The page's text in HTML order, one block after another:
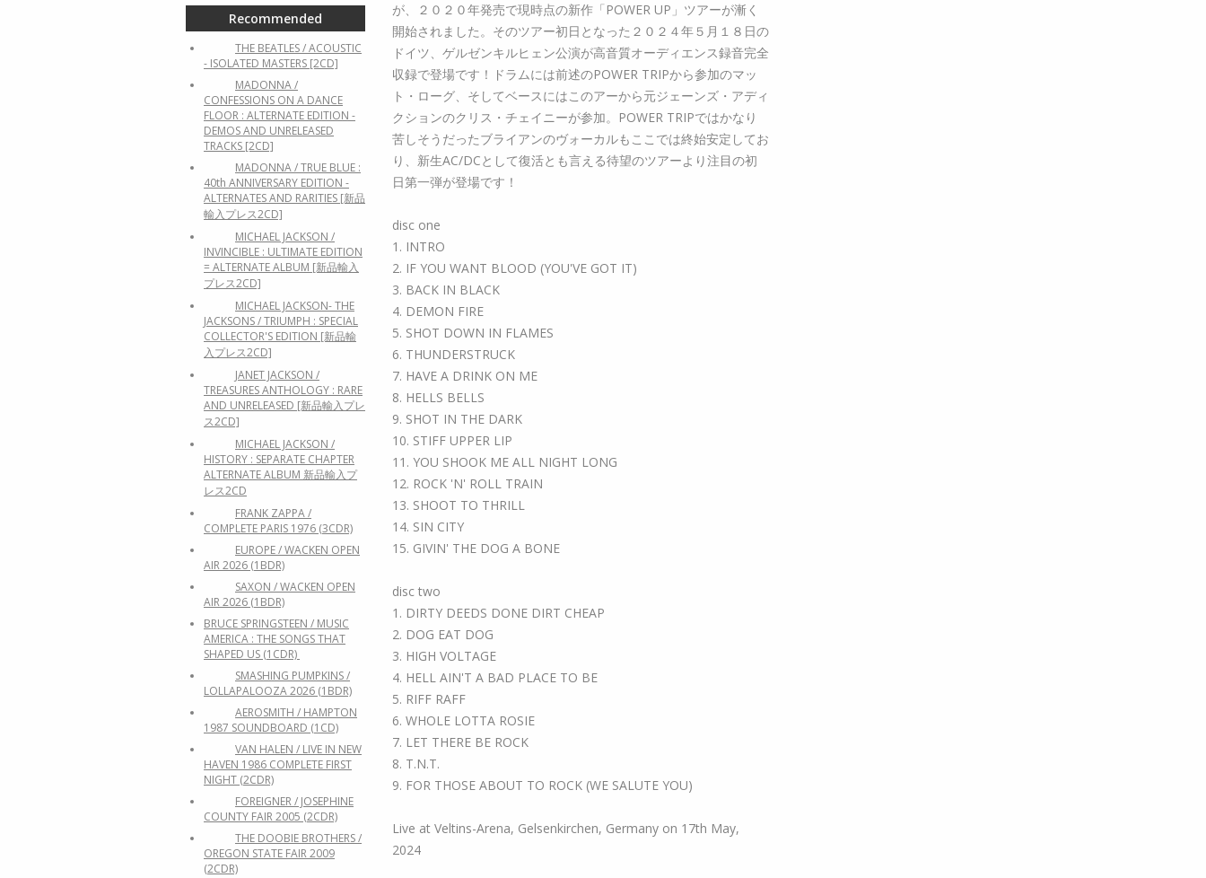
が、２０２０年発売で現時点の新作「POWER UP」ツアーが漸く
開始されました。そのツアー初日となった２０２４年５月１８日の
ドイツ、ゲルゼンキルヒェン公演が高音質オーディエンス録音完全
収録で登場です！ドラムには前述のPOWER TRIPから参加のマッ
ト・ローグ、そしてベースにはこのアーから元ジェーンズ・アディ
クションのクリス・チェイニーが参加。POWER TRIPではかなり
苦しそうだったブライアンのヴォーカルもここでは終始安定してお
り、新生AC/DCとして復活とも言える待望のツアーより注目の初
日第一弾が登場です！
disc one
1. INTRO
2. IF YOU WANT BLOOD (YOU'VE GOT IT)
3. BACK IN BLACK
4. DEMON FIRE
5. SHOT DOWN IN FLAMES
6. THUNDERSTRUCK
7. HAVE A DRINK ON ME
8. HELLS BELLS
9. SHOT IN THE DARK
10. STIFF UPPER LIP
11. YOU SHOOK ME ALL NIGHT LONG
12. ROCK 'N' ROLL TRAIN
13. SHOOT TO THRILL
14. SIN CITY
15. GIVIN' THE DOG A BONE
disc two
1. DIRTY DEEDS DONE DIRT CHEAP
2. DOG EAT DOG
3. HIGH VOLTAGE
4. HELL AIN'T A BAD PLACE TO BE
5. RIFF RAFF
6. WHOLE LOTTA ROSIE
7. LET THERE BE ROCK
8. T.N.T.
9. FOR THOSE ABOUT TO ROCK (WE SALUTE YOU)
Live at Veltins-Arena, Gelsenkirchen, Germany on 17th May,
2024
Recommended
THE BEATLES / ACOUSTIC
- ISOLATED MASTERS [2CD]
MADONNA /
CONFESSIONS ON A DANCE
FLOOR : ALTERNATE EDITION -
DEMOS AND UNRELEASED
TRACKS [2CD]
MADONNA / TRUE BLUE :
40th ANNIVERSARY EDITION -
ALTERNATES AND RARITIES [新品
輸入プレス2CD]
MICHAEL JACKSON /
INVINCIBLE : ULTIMATE EDITION
= ALTERNATE ALBUM [新品輸入
プレス2CD]
MICHAEL JACKSON- THE
JACKSONS / TRIUMPH : SPECIAL
COLLECTOR'S EDITION [新品輸
入プレス2CD]
JANET JACKSON /
TREASURES ANTHOLOGY : RARE
AND UNRELEASED [新品輸入プレ
ス2CD]
MICHAEL JACKSON /
HISTORY : SEPARATE CHAPTER
ALTERNATE ALBUM 新品輸入プ
レス2CD
FRANK ZAPPA /
COMPLETE PARIS 1976 (3CDR)
EUROPE / WACKEN OPEN
AIR 2026 (1BDR)
SAXON / WACKEN OPEN
AIR 2026 (1BDR)
BRUCE SPRINGSTEEN / MUSIC
AMERICA : THE SONGS THAT
SHAPED US (1CDR)
SMASHING PUMPKINS /
LOLLAPALOOZA 2026 (1BDR)
AEROSMITH / HAMPTON
1987 SOUNDBOARD (1CD)
VAN HALEN / LIVE IN NEW
HAVEN 1986 COMPLETE FIRST
NIGHT (2CDR)
FOREIGNER / JOSEPHINE
COUNTY FAIR 2005 (2CDR)
THE DOOBIE BROTHERS /
OREGON STATE FAIR 2009
(2CDR)